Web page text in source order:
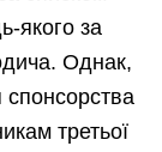
якого за
Однак,
третьої